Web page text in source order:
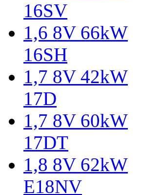
16SV
1,6 8V 66kW
16SH
1,7 8V 42kW
17D
1,7 8V 60kW
17DT
1,8 8V 62kW
E18NV